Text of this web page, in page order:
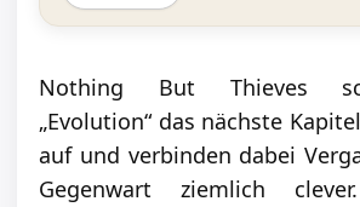
Nothing But Thieves
„Evolution“ das nächste
auf und verbinden dabei
Gegenwart ziemlich